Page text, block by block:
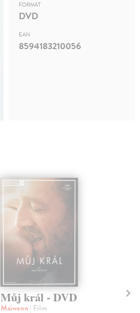
FORMÁT
DVD
EAN
8594183210056
Můj král - DVD
Maiwenn | Film